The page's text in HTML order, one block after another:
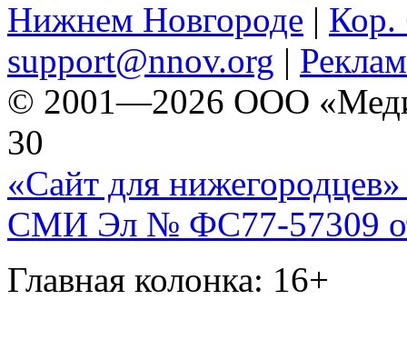
Нижнем Новгороде | Кор.
support@nnov.org |
© 2001—2026 ООО
30
«Сайт для нижегородцев»
СМИ Эл № ФС77-57309
Главная колонка: 16+